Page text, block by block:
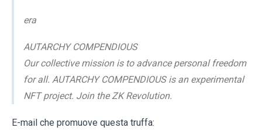
era
AUTARCHY COMPENDIOUS
Our collective mission is to advance personal freedom
for all. AUTARCHY COMPENDIOUS is an experimental
NFT project. Join the ZK Revolution.
E-mail che promuove questa truffa: